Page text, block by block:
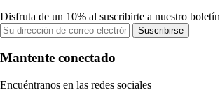
Disfruta de un 10% al suscribirte a nuestro boletín
Suscribirse
Mantente conectado
Encuéntranos en las redes sociales